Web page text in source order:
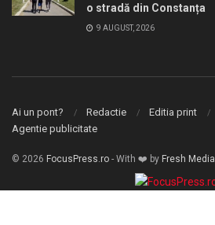
o stradă din Constanța
9 AUGUST, 2026
Ai un pont? Redactie Editia print
Agentie publicitate
© 2026 FocusPress.ro - With ❤️ by Fresh Media